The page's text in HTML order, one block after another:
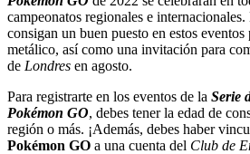
campeonatos regionales e
consigan un buen puesto en estos
metálico, así como una invitación para
de Londres en agosto.
Para registrarte en los eventos de la Serie
Pokémon GO, debes tener la edad de
región o más. ¡Además, debes haber
Pokémon GO a una cuenta del Club de